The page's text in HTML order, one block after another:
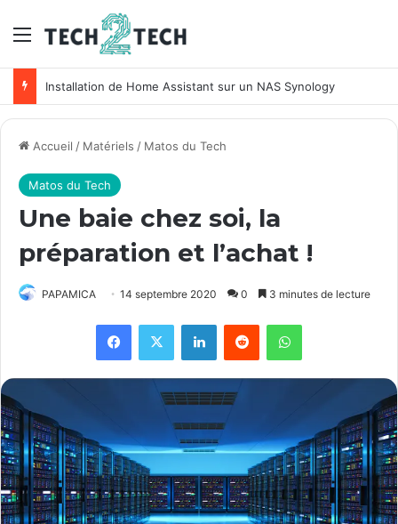
Menu
Accueil / Matériels / Matos du Tech
Matos du Tech
Une baie chez soi, la
préparation et l’achat !
PAPAMICA 14 septembre 2020 0 3 minutes de lecture
Facebook
X LinkedinReddit WhatsApp